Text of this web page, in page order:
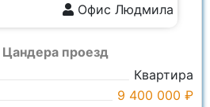
проезд
Квартира
9 400 000 ₽
Офис Людмила